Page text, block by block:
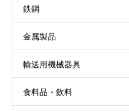
鉄鋼
金属製品
輸送用機械器具
食料品・飲料